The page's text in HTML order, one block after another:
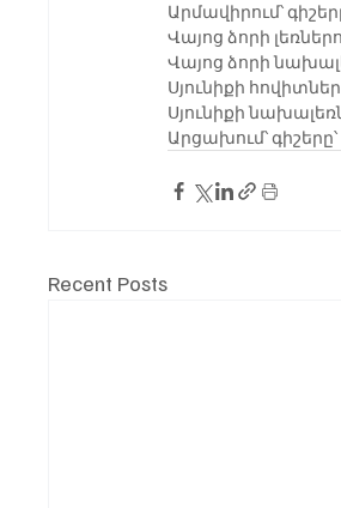
Արմավիրում՝
Վայոց ձորի
Վայոց ձորի
Սյունիքի
Սյունիքի
Արցախում՝ գիշերը՝
Recent Posts